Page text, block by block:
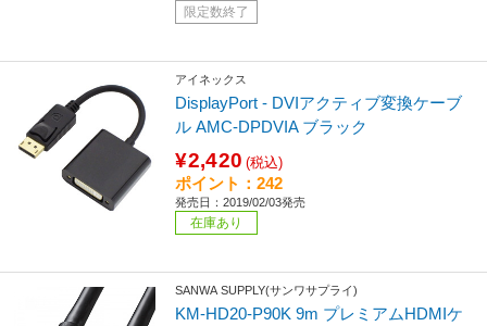
限定数終了
アイネックス
DisplayPort - DVIアクティブ変換ケーブ
ル AMC-DPDVIA ブラック
¥2,420 (税込)
ポイント：242
発売日：2019/02/03発売
在庫あり
SANWA SUPPLY(サンワサプライ)
KM-HD20-P90K 9m プレミアムHDMIケ